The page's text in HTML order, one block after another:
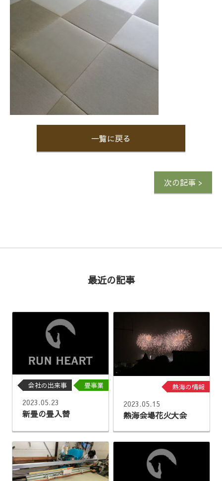
一覧に戻る
次の記事 >
最近の記事
会社の出来事 畳事業
2023.05.23
新畳の畳入替
熱海の情報
2023.05.15
熱海会場花火大会